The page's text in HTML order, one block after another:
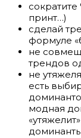
принт…)
сделай
формуле
не
трендов
не
есть
модная